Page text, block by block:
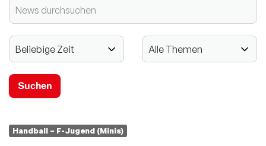
Handball – F-Jugend (Minis)
2024 - 125-jähriges Jubiläum
Mitglieder-Service
Verantwortung